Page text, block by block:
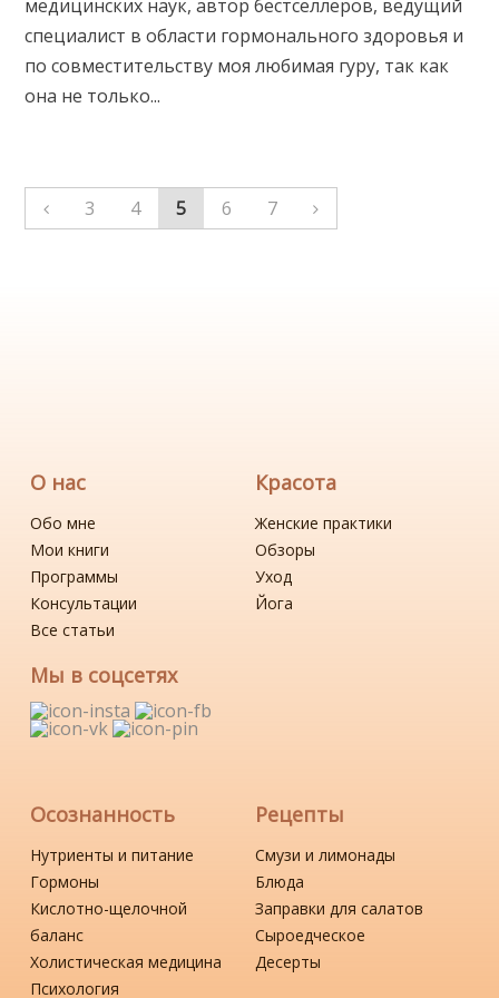
медицинских наук, автор бестселлеров, ведущий
специалист в области гормонального здоровья и
по совместительству моя любимая гуру, так как
она не только...
3 4 5 6 7
О нас
Обо мне
Мои книги
Программы
Консультации
Все статьи
Мы в соцсетях
Красота
Женские практики
Обзоры
Уход
Йога
Осознанность
Нутриенты и питание
Гормоны
Кислотно-щелочной
баланс
Холистическая медицина
Психология
Рецепты
Смузи и лимонады
Блюда
Заправки для салатов
Сыроедческое
Десерты